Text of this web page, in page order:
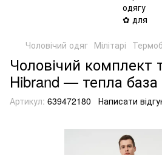
Чоловічий одяг Мілітарі
Чоловічий комплект
Hibrand — тепла
Артикул: 639472180 Написати